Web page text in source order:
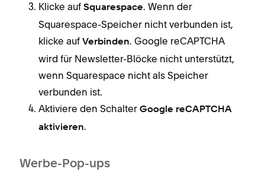
Klicke auf Squarespace. Wenn der
Squarespace-Speicher nicht verbunden ist,
klicke auf Verbinden. Google reCAPTCHA
wird für Newsletter-Blöcke nicht unterstützt,
wenn Squarespace nicht als Speicher
verbunden ist.
Aktiviere den Schalter Google reCAPTCHA
aktivieren.
Werbe-Pop-ups